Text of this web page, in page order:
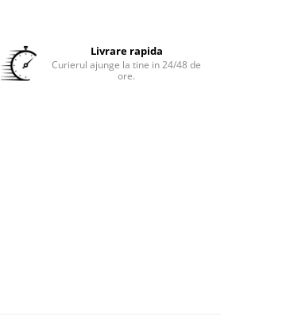
Livrare rapida
Curierul ajunge la tine in 24/48 de
ore.